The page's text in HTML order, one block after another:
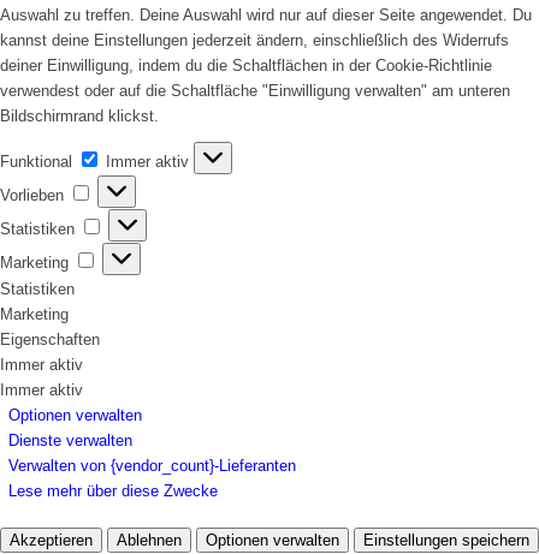
Auswahl zu treffen. Deine Auswahl wird nur auf dieser Seite angewendet. Du
kannst deine Einstellungen jederzeit ändern, einschließlich des Widerrufs
deiner Einwilligung, indem du die Schaltflächen in der Cookie-Richtlinie
verwendest oder auf die Schaltfläche "Einwilligung verwalten" am unteren
Bildschirmrand klickst.
Funktional Funktional
Immer aktiv
Vorlieben
Vorlieben
Statistiken Statistiken
Marketing
Marketing
Statistiken
Marketing
Eigenschaften
Immer aktiv
Immer aktiv
Optionen verwalten
Dienste verwalten
Verwalten von {vendor_count}-Lieferanten
Lese mehr über diese Zwecke
Akzeptieren Ablehnen Optionen verwalten
Einstellungen speichern